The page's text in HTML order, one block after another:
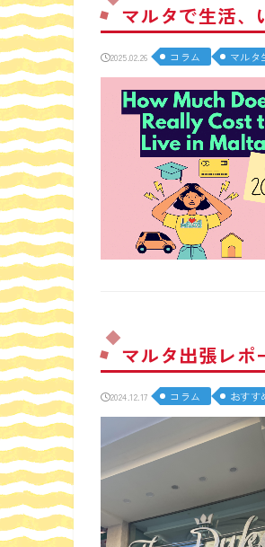
マルタで生活
2025.02.26 コラム マルタ
マルタ出張レポ
2024.12.17 コラム おすす